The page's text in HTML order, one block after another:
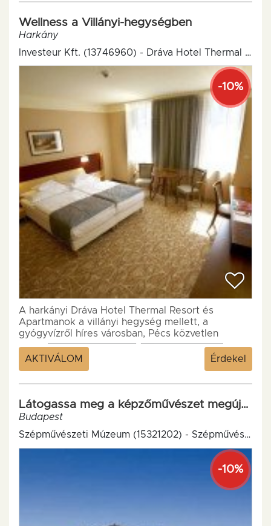
Wellness a Villányi-hegységben
Harkány
Investeur Kft. (13746960) - Dráva Hotel Thermal Resort****
-10%
A harkányi Dráva Hotel Thermal Resort és
Apartmanok a villányi hegység mellett, a
gyógyvízről híres városban, Pécs közvetlen
közelében található...
AKTIVÁLOM
Érdekel
Látogassa meg a képzőművészet megújult otthonát!
Budapest
Szépművészeti Múzeum (15321202) - Szépművészeti Múzeum
-10%